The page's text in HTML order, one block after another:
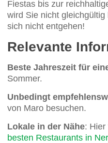
Fiestas bis zur
wird Sie nicht
sich nicht entgehen!
Relevante
Beste Jahreszeit für
Sommer.
Unbedingt
von Maro besuchen.
Lokale in der Nähe: Hier
besten Restaurants in